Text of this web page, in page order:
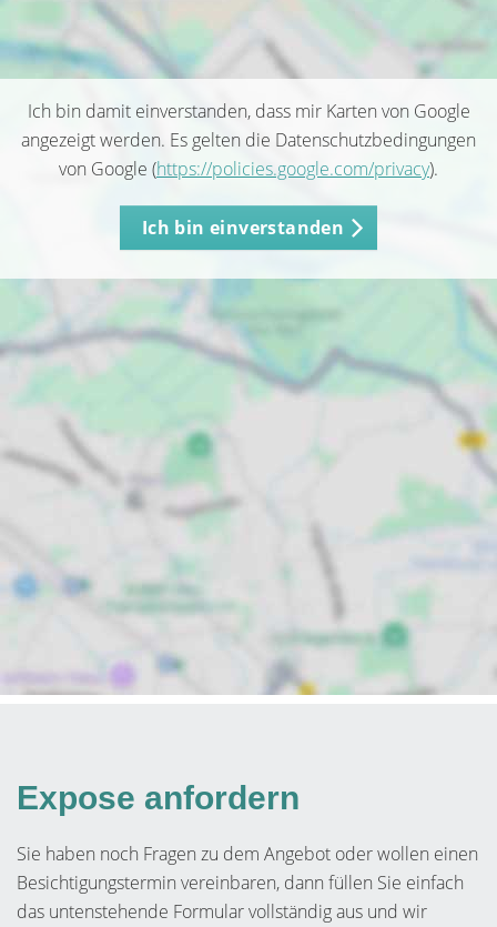
Ich bin damit einverstanden, dass mir Karten von Google
angezeigt werden. Es gelten die Datenschutzbedingungen
von Google (https://policies.google.com/privacy).
Ich bin einverstanden
Expose anfordern
Sie haben noch Fragen zu dem Angebot oder wollen einen
Besichtigungstermin vereinbaren, dann füllen Sie einfach
das untenstehende Formular vollständig aus und wir